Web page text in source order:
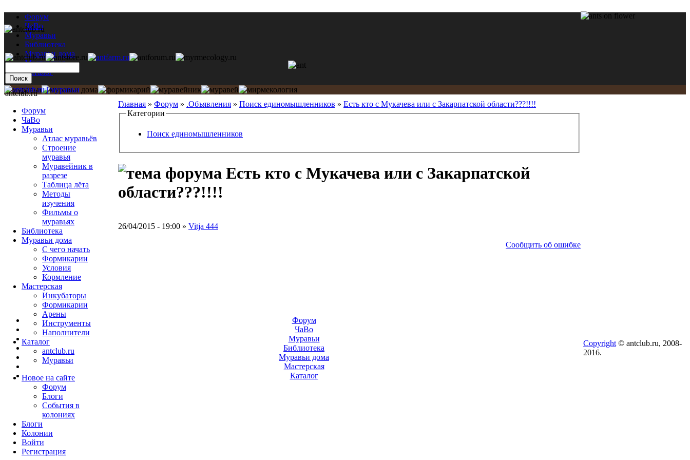
Форум
ЧаВо
Муравьи
Библиотека
Муравьи дома
Мастерская
Каталог
Главная » Форум » .Объявления » Поиск единомышленников » Есть кто с Мукачева или с Закарпатской области???!!!!
Категории
Поиск единомышленников
Есть кто с Мукачева или с Закарпатской
области???!!!!
26/04/2015 - 19:00 » Vitja 444
Сообщить об ошибке
antclub.ru
Форум
ЧаВо
Муравьи
Атлас муравьёв
Строение
муравья
Муравейник в
разрезе
Таблица лёта
Методы
изучения
Фильмы о
муравьях
Библиотека
Муравьи дома
С чего начать
Формикарии
Условия
Кормление
Мастерская
Инкубаторы
Формикарии
Арены
Инструменты
Наполнители
Каталог
antclub.ru
Муравьи
Новое на сайте
Форум
Блоги
События в
колониях
Блоги
Колонии
Войти
Peгиcтpaция
Форум
ЧаВо
Муравьи
Библиотека
Муравьи дома
Мастерская
Каталог
Copyright © antclub.ru, 2008-
2016.